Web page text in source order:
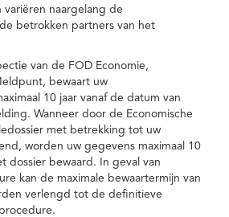
variëren naargelang de
betrokken partners van het
van de FOD Economie,
bewaart uw
10 jaar vanaf de datum van
Wanneer door de Economische
met betrekking tot uw
worden uw gegevens maximaal 10
dossier bewaard. In geval van
kan de maximale bewaartermijn van
verlengd tot de definitieve